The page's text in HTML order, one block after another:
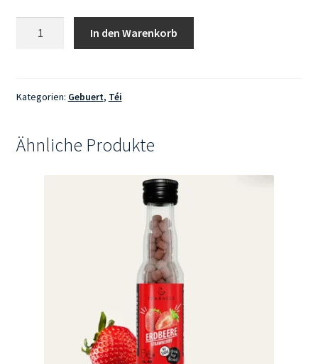
Menge
In den Warenkorb
Kategorien: Gebuert, Téi
Ähnliche Produkte